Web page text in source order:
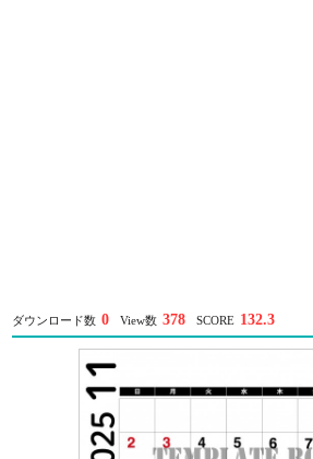
ダウンロード数 0 View数 378 SCORE 132.3